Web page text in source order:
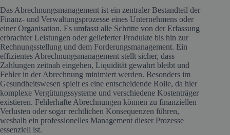
Das Abrechnungsmanagement ist ein zentraler Bestandteil der
Finanz- und Verwaltungsprozesse eines Unternehmens oder
einer Organisation. Es umfasst alle Schritte von der Erfassung
erbrachter Leistungen oder gelieferter Produkte bis hin zur
Rechnungsstellung und dem Forderungsmanagement. Ein
effizientes Abrechnungsmanagement stellt sicher, dass
Zahlungen zeitnah eingehen, Liquidität gewahrt bleibt und
Fehler in der Abrechnung minimiert werden. Besonders im
Gesundheitswesen spielt es eine entscheidende Rolle, da hier
komplexe Vergütungssysteme und verschiedene Kostenträger
existieren. Fehlerhafte Abrechnungen können zu finanziellen
Verlusten oder sogar rechtlichen Konsequenzen führen,
weshalb ein professionelles Management dieser Prozesse
essenziell ist.